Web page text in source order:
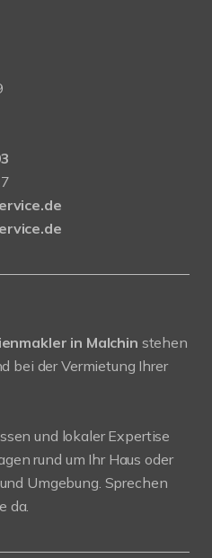
in Malchin stehen
bei der Vermietung Ihrer
und lokaler Expertise
rund um Ihr Haus oder
Umgebung. Sprechen
da.